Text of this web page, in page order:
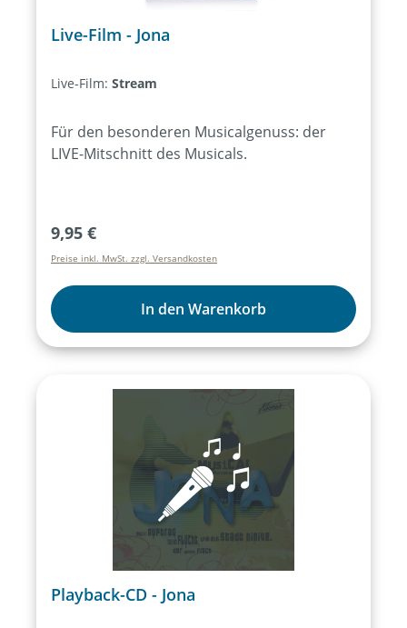
Live-Film - Jona
Live-Film: Stream
Für den besonderen Musicalgenuss: der
LIVE-Mitschnitt des Musicals.
Regulärer Preis:
9,95 €
Preise inkl. MwSt. zzgl. Versandkosten
In den Warenkorb
Playback-CD - Jona